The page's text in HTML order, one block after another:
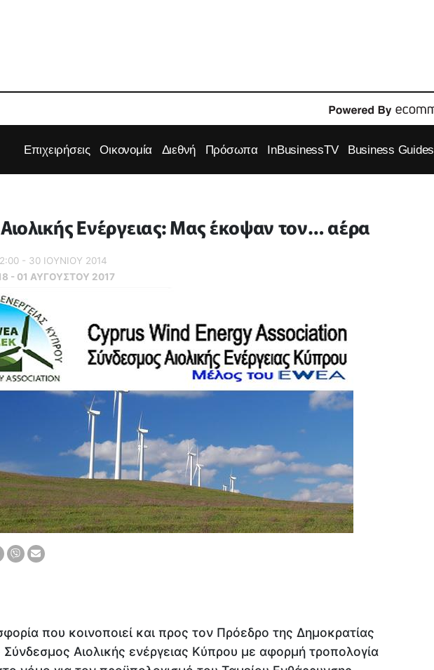
Επιχειρήσεις Οικονομία Διεθνή Πρόσωπα InBusinessTV Business Guides
Ενέργειας: Μας έκοψαν τον… αέρα
- 30 ΙΟΥΝΙΟΥ 2014
- 01 ΑΥΓΟΥΣΤΟΥ 2017
που κοινοποιεί και προς τον Πρόεδρο της Δημοκρατίας
Σύνδεσμος Αιολικής ενέργειας Κύπρου με αφορμή τροπολογία